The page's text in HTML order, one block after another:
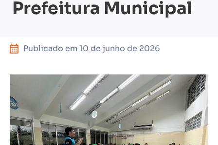
Prefeitura Municipal
Publicado em 10 de junho de 2026